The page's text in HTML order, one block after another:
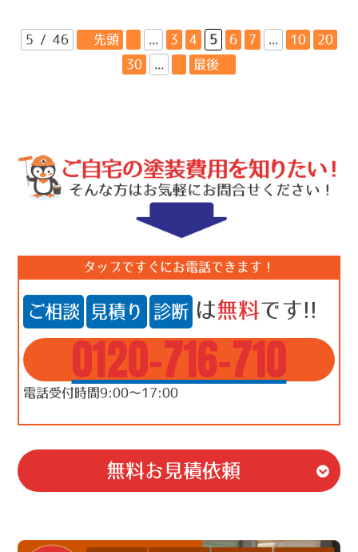
5 / 46 « 先頭 ... 3 4 5 6 7 ... 10
20
30
... 最後 »
タップですぐにお電話できます！
ご相談 見積り 診断 は無料です!!
0120-716-710
電話受付時間9:00～17:00
無料お見積依頼